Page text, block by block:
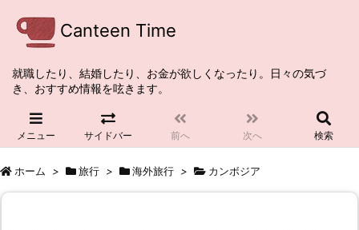
Canteen Time
就職したり、結婚したり、お金が欲しくなったり。日々の気づ
き、おすすめ情報を呟きます。
メニュー サイドバー 前へ 次へ 検索
ホーム > 旅行 > 海外旅行 > カンボジア